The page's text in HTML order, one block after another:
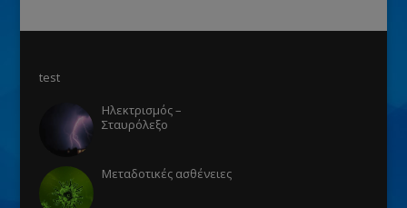
test
Ηλεκτρισμός –
Σταυρόλεξο
Μεταδοτικές ασθένειες